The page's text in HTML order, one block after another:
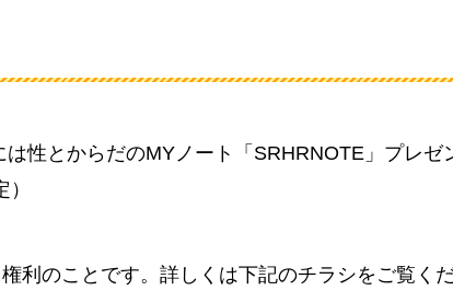
性とからだのMYノート「SRHRNOTE」プレゼ
利のことです。詳しくは下記のチラシをご覧くだ